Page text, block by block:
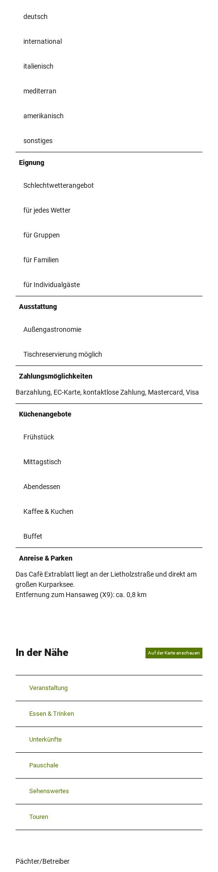
deutsch
international
italienisch
mediterran
amerikanisch
sonstiges
Eignung
Schlechtwetterangebot
für jedes Wetter
für Gruppen
für Familien
für Individualgäste
Ausstattung
Außengastronomie
Tischreservierung möglich
Zahlungsmöglichkeiten
Barzahlung, EC-Karte, kontaktlose Zahlung, Mastercard, Visa
Küchenangebote
Frühstück
Mittagstisch
Abendessen
Kaffee & Kuchen
Buffet
Anreise & Parken
Das Cafè Extrablatt liegt an der Lietholzstraße und direkt am
großen Kurparksee.
Entfernung zum Hansaweg (X9): ca. 0,8 km
In der Nähe Auf der Karte anschauen
Veranstaltung
Essen & Trinken
Unterkünfte
Pauschale
Sehenswertes
Touren
Pächter/Betreiber